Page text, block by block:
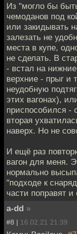
Из "могло бы
чемоданов под
или закидывать
залезать не
места в купе,
не сделать. В
- встал на
верхние - прыг и
неудобную
этих вагонах),
приспособился -
вторая
наверх. Но не
И ещё раз
вагон для меня.
нормально
"подходе к
части поправят
a-dd »
#8 | 16.02.21 21:39